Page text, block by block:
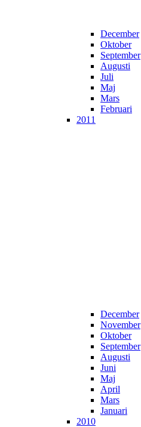
December
Oktober
September
Augusti
Juli
Maj
Mars
Februari
2011
December
November
Oktober
September
Augusti
Juni
Maj
April
Mars
Januari
2010